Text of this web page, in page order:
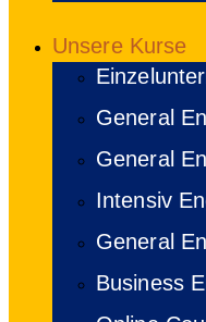
Unsere Kurse
General
General
Intensiv
General
Business